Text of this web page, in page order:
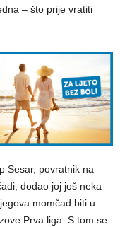
– što prije vratiti
Sesar, povratnik na
dodao joj još neka
momčad biti u
Prva liga. S tom se